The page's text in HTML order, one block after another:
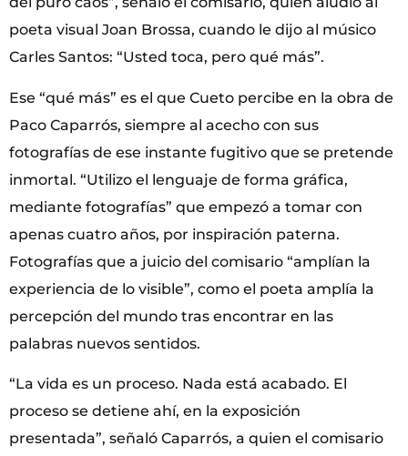
poeta visual Joan Brossa, cuando le dijo al músico
Carles Santos: “Usted toca, pero qué más”.
Ese “qué más” es el que Cueto percibe en la obra de
Paco Caparrós, siempre al acecho con sus
fotografías de ese instante fugitivo que se pretende
inmortal. “Utilizo el lenguaje de forma gráfica,
mediante fotografías” que empezó a tomar con
apenas cuatro años, por inspiración paterna.
Fotografías que a juicio del comisario “amplían la
experiencia de lo visible”, como el poeta amplía la
percepción del mundo tras encontrar en las
palabras nuevos sentidos.
“La vida es un proceso. Nada está acabado. El
proceso se detiene ahí, en la exposición
presentada”, señaló Caparrós, a quien el comisario